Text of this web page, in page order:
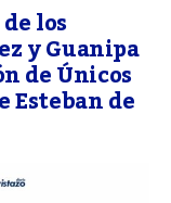
los
y Guanipa
de Únicos
Esteban de